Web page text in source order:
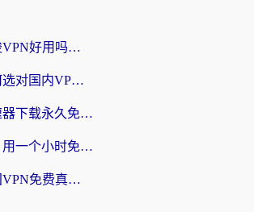
海外党必看：穿梭VPN好用吗？和云帆VPN对比哪个回国效果更好？附真实测评+避坑指南
海外党必看：如何选对国内VPN，实现无缝访问国内资源？
海外党必看：加速器下载永久免费版真的存在吗？教你无缝访问国内资源的正确姿势
海外党自救指南：用一个小时免费加速器，轻松打破国内资源访问壁垒？
海外党必看：中国VPN免费真的靠谱吗？手把手教你选对回国加速器